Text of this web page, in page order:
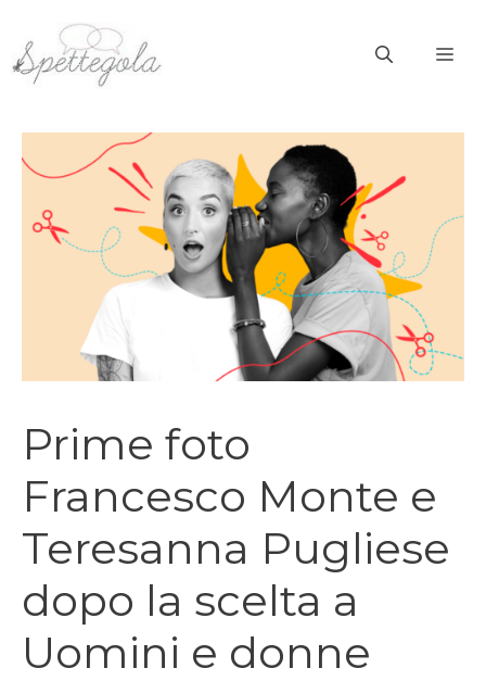
contenuto
Prime foto
Francesco Monte e
Teresanna Pugliese
dopo la scelta a
Uomini e donne